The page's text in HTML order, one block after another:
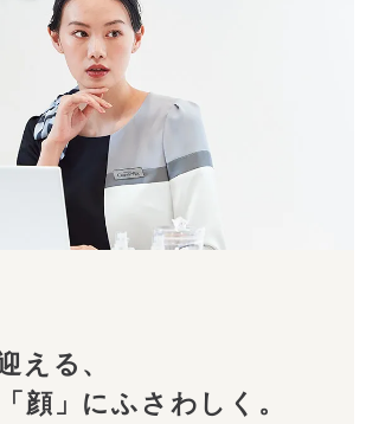
上品に演出する
える、
顔」にふさわしく。